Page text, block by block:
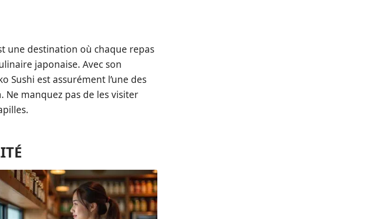
une destination où chaque repas
japonaise. Avec son
Sushi est assurément l’une des
Ne manquez pas de les visiter